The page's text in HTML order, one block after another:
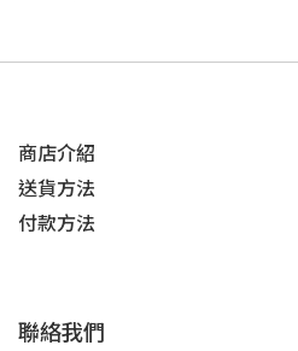
商店介紹
送貨方法
付款方法
聯絡我們